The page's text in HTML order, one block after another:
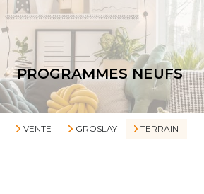
PROGRAMMES NEUFS
VENTE GROSLAY TERRAIN